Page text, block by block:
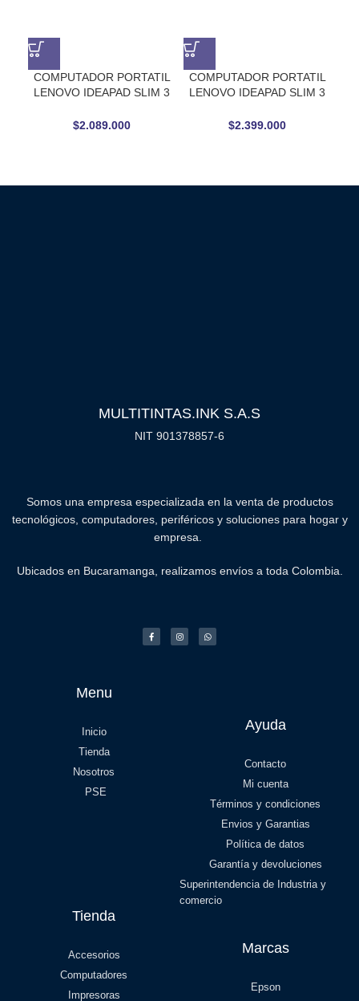
COMPUTADOR PORTATIL
LENOVO IDEAPAD SLIM 3
RAM 8 GB, SSD 512
$2.089.000
COMPUTADOR PORTATIL
LENOVO IDEAPAD SLIM 3
RAM 16 GB, SSD 512
$2.399.000
MULTITINTAS.INK S.A.S
NIT 901378857-6
Somos una empresa especializada en la venta de productos
tecnológicos, computadores, periféricos y soluciones para hogar y
empresa.
Ubicados en Bucaramanga, realizamos envíos a toda Colombia.
Menu
Inicio
Tienda
Nosotros
PSE
Ayuda
Contacto
Mi cuenta
Términos y condiciones
Envios y Garantias
Política de datos
Garantía y devoluciones
Superintendencia de Industria y
comercio
Tienda
Accesorios
Computadores
Impresoras
Marcas
Epson